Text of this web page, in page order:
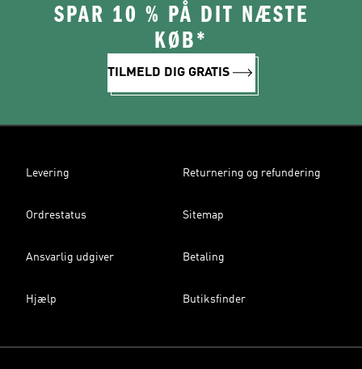
SPAR 10 % PÅ DIT NÆSTE
KØB*
TILMELD DIG GRATIS
Levering Returnering og refundering
Ordrestatus Sitemap
Ansvarlig udgiver Betaling
Hjælp Butiksfinder